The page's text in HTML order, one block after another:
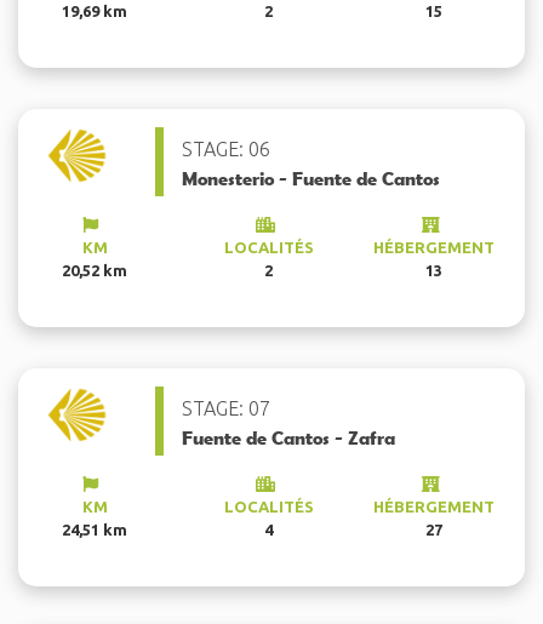
19,69 km
2
15
STAGE: 06
Monesterio - Fuente de Cantos
KM
20,52 km
LOCALITÉS
2
HÉBERGEMENT
13
STAGE: 07
Fuente de Cantos - Zafra
KM
24,51 km
LOCALITÉS
4
HÉBERGEMENT
27